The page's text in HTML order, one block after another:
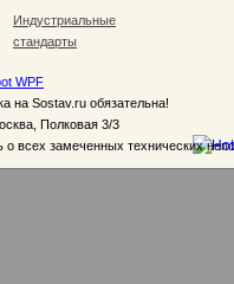
Индустриальные
стандарты
WPF
на Sostav.ru обязательна!
Полковая 3/3
всех замеченных технических